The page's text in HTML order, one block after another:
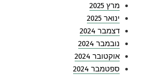
מרץ 2025
ינואר 2025
דצמבר 2024
נובמבר 2024
אוקטובר 2024
ספטמבר 2024